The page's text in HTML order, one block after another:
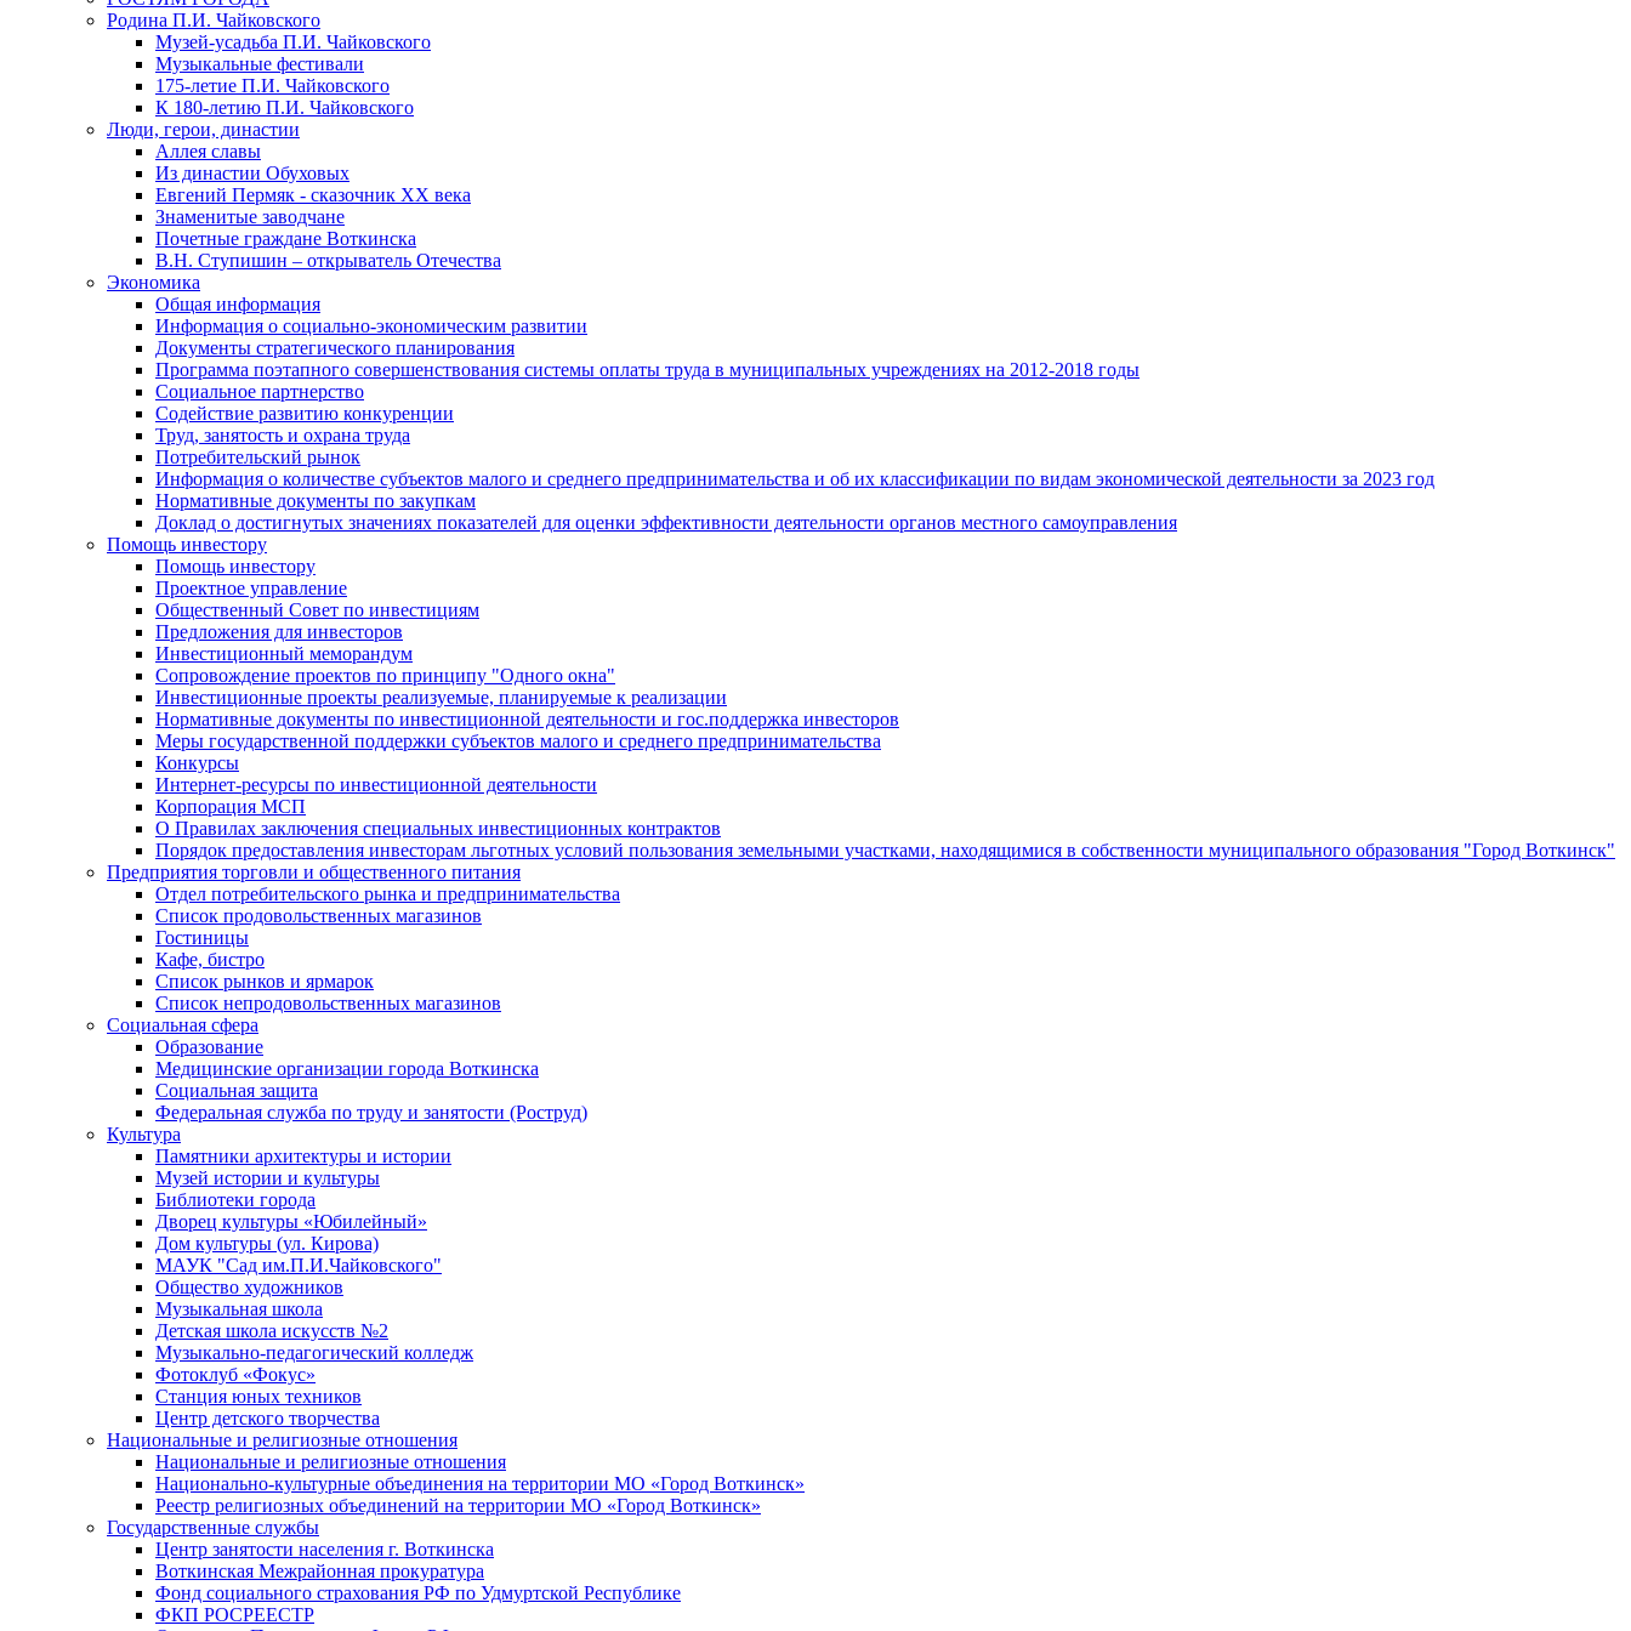
Родина П.И. Чайковского
Музей-усадьба П.И. Чайковского
Музыкальные фестивали
175-летие П.И. Чайковского
К 180-летию П.И. Чайковского
Люди, герои, династии
Аллея славы
Из династии Обуховых
Евгений Пермяк - сказочник XX века
Знаменитые заводчане
Почетные граждане Воткинска
В.Н. Ступишин – открыватель Отечества
Экономика
Общая информация
Информация о социально-экономическим развитии
Документы стратегического планирования
Программа поэтапного совершенствования системы оплаты труда в муниципальных учреждениях на 2012-2018 годы
Социальное партнерство
Содействие развитию конкуренции
Труд, занятость и охрана труда
Потребительский рынок
Информация о количестве субъектов малого и среднего предпринимательства и об их классификации по видам экономической деятельности за 2023 год
Нормативные документы по закупкам
Доклад о достигнутых значениях показателей для оценки эффективности деятельности органов местного самоуправления
Помощь инвестору
Помощь инвестору
Проектное управление
Общественный Совет по инвестициям
Предложения для инвесторов
Инвестиционный меморандум
Сопровождение проектов по принципу "Oдного окна"
Инвестиционные проекты реализуемые, планируемые к реализации
Нормативные документы по инвестиционной деятельности и гос.поддержка инвесторов
Меры государственной поддержки субъектов малого и среднего предпринимательства
Конкурсы
Интернет-ресурсы по инвестиционной деятельности
Корпорация МСП
О Правилах заключения специальных инвестиционных контрактов
Порядок предоставления инвесторам льготных условий пользования земельными участками, находящимися в собственности муниципального образования "Город Воткинск"
Предприятия торговли и общественного питания
Отдел потребительского рынка и предпринимательства
Список продовольственных магазинов
Гостиницы
Кафе, бистро
Cписок рынков и ярмарок
Список непродовольственных магазинов
Социальная сфера
Образование
Медицинские организации города Воткинска
Социальная защита
Федеральная служба по труду и занятости (Роструд)
Культура
Памятники архитектуры и истории
Музей истории и культуры
Библиотеки города
Дворец культуры «Юбилейный»
Дом культуры (ул. Кирова)
МАУК "Сад им.П.И.Чайковского"
Общество художников
Музыкальная школа
Детская школа искусств №2
Музыкально-педагогический колледж
Фотоклуб «Фокус»
Станция юных техников
Центр детского творчества
Национальные и религиозные отношения
Национальные и религиозные отношения
Национально-культурные объединения на территории МО «Город Воткинск»
Реестр религиозных объединений на территории МО «Город Воткинск»
Государственные службы
Центр занятости населения г. Воткинска
Воткинская Межрайонная прокуратура
Фонд социального страхования РФ по Удмуртской Республике
ФКП РОСРЕЕСТР